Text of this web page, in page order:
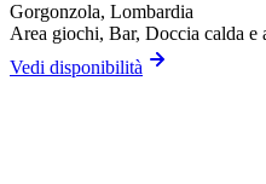
Gorgonzola, Lombardia
Area giochi, Bar, Doccia calda e
Vedi disponibilità